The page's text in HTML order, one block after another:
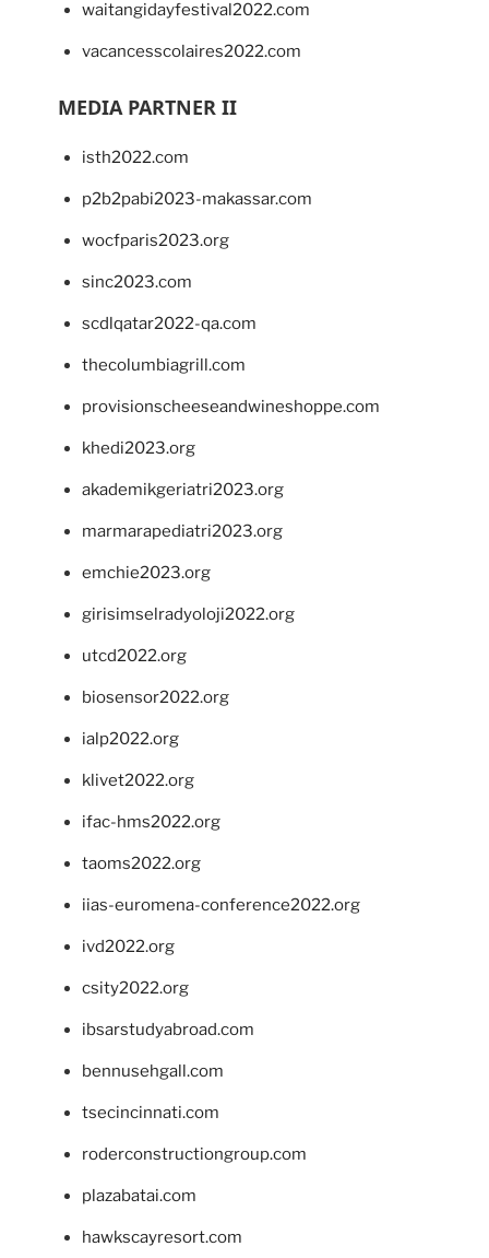
waitangidayfestival2022.com
vacancesscolaires2022.com
MEDIA PARTNER II
isth2022.com
p2b2pabi2023-makassar.com
wocfparis2023.org
sinc2023.com
scdlqatar2022-qa.com
thecolumbiagrill.com
provisionscheeseandwineshoppe.com
khedi2023.org
akademikgeriatri2023.org
marmarapediatri2023.org
emchie2023.org
girisimselradyoloji2022.org
utcd2022.org
biosensor2022.org
ialp2022.org
klivet2022.org
ifac-hms2022.org
taoms2022.org
iias-euromena-conference2022.org
ivd2022.org
csity2022.org
ibsarstudyabroad.com
bennusehgall.com
tsecincinnati.com
roderconstructiongroup.com
plazabatai.com
hawkscayresort.com